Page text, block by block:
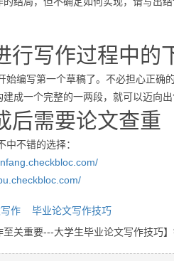
行写作过程中的
编写第一个草稿了。 不必担心正确
成一个完整的一两段，就可以迈向
后需要论文查重
不错的选择：
作
毕业论文写作技巧
至关重要---大学生毕业论文写作技巧